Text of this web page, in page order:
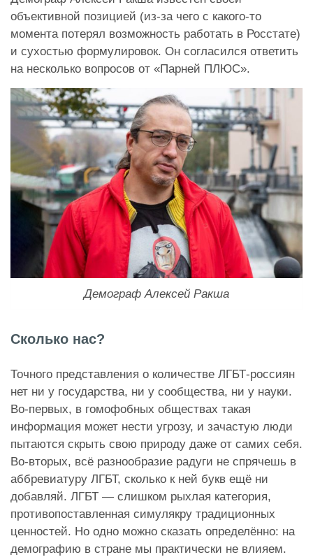
объективной позицией (из-за чего с какого-то
момента потерял возможность работать в Росстате)
и сухостью формулировок. Он согласился ответить
на несколько вопросов от «Парней ПЛЮС».
Демограф Алексей Ракша
Сколько нас?
Точного представления о количестве ЛГБТ-россиян
нет ни у государства, ни у сообщества, ни у науки.
Во-первых, в гомофобных обществах такая
информация может нести угрозу, и зачастую люди
пытаются скрыть свою природу даже от самих себя.
Во-вторых, всё разнообразие радуги не спрячешь в
аббревиатуру ЛГБТ, сколько к ней букв ещё ни
добавляй. ЛГБТ — слишком рыхлая категория,
противопоставленная симулякру традиционных
ценностей. Но одно можно сказать определённо: на
демографию в стране мы практически не влияем.